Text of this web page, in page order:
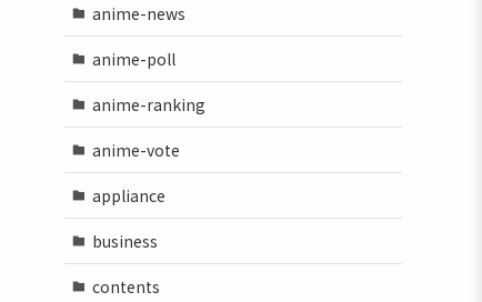
anime-news
anime-poll
anime-ranking
anime-vote
appliance
business
contents